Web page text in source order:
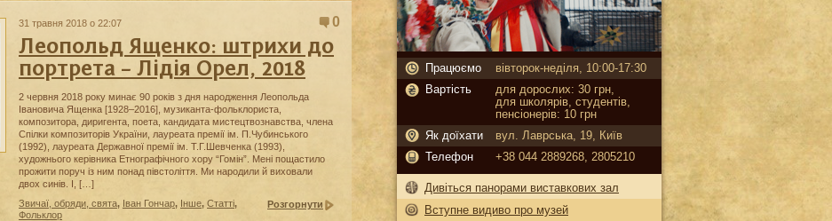
31 травня 2018 о 22:07 0
Леопольд Ященко: штрихи до
портрета – Лідія Орел, 2018
2 червня 2018 року минає 90 років з дня народження Леопольда
Івановича Ященка [1928–2016], музиканта-фольклориста,
композитора, диригента, поета, кандидата мистецтвознавства, члена
Спілки композиторів України, лауреата премії ім. П.Чубинського
(1992), лауреата Державної премії ім. Т.Г.Шевченка (1993),
художнього керівника Етнографічного хору “Гомін”. Мені пощастило
прожити поруч із ним понад півстоліття. Ми народили й виховали
двох синів. І, […]
Звичаї, обряди, свята, Іван Гончар, Інше, Статті,
Фольклор
Розгорнути
Працюємо
вівторок-неділя, 10:00-17:30
Вартість
для дорослих: 30 грн,
для школярів, студентів,
пенсіонерів: 10 грн
Як доїхати
вул. Лаврська, 19, Київ
Телефон
+38 044 2889268, 2805210
Дивіться панорами виставкових зал
Вступне видиво про музей